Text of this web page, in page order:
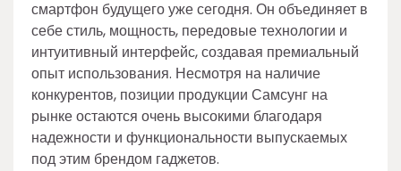
смартфон будущего уже сегодня. Он объединяет в
себе стиль, мощность, передовые технологии и
интуитивный интерфейс, создавая премиальный
опыт использования. Несмотря на наличие
конкурентов, позиции продукции Самсунг на
рынке остаются очень высокими благодаря
надежности и функциональности выпускаемых
под этим брендом гаджетов.